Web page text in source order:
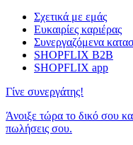
Σχετικά με εμάς
Ευκαιρίες καριέρας
Συνεργαζόμενα
SHOPFLIX B2B
SHOPFLIX app
Γίνε συνεργάτης!
Άνοιξε τώρα το δικό σου
πωλήσεις σου.